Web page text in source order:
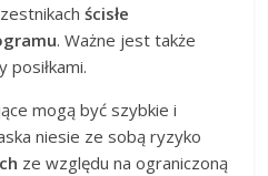
ścisłe
. Ważne jest także
posiłkami.
mogą być szybkie i
niesie ze sobą ryzyko
ze względu na ograniczoną